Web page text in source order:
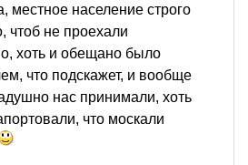
местное население строго
чтоб не проехали
хоть и обещано было
что подскажет, и вообще
нас принимали, хоть
что москали